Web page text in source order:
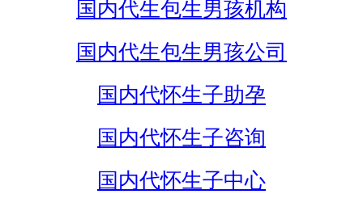
国内代生包生男孩机构
国内代生包生男孩公司
国内代怀生子助孕
国内代怀生子咨询
国内代怀生子中心